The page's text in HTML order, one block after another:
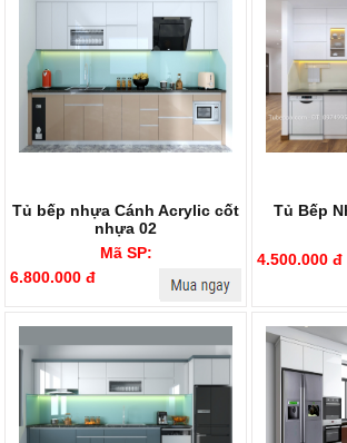
Tủ bếp nhựa Cánh Acrylic cốt
nhựa 02
Mã SP:
6.800.000 đ
Tủ Bếp
4.500.000 đ